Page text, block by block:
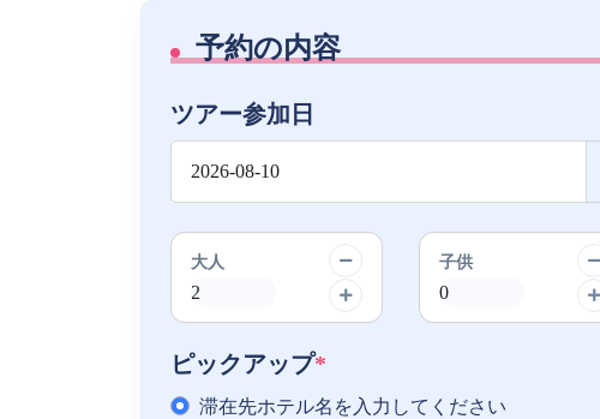
予約の内容
ツアー参加日
大人 子供
ピックアップ*
滞在先ホテル名を入力してください